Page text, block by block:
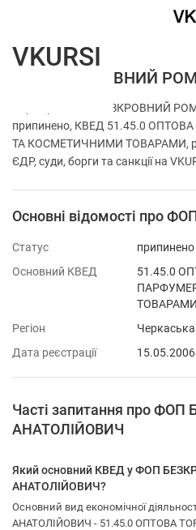
ФОП БЕЗКРОВНИЙ
Перевірка ФОП БЕЗКРОВНИЙ
припинено, КВЕД 51.45.0
ТА КОСМЕТИЧНИМИ ТОВАРАМИ,
ЄДР, суди, борги та санкції на
Основні відомості про
Статус
припинено
Основний КВЕД
51.45.0
ТОВАРАМИ
Регіон
Дата реєстрації
15.05.2006
Часті запитання про
АНАТОЛІЙОВИЧ
Який основний КВЕД у ФОП
АНАТОЛІЙОВИЧ?
Основний вид економічної
АНАТОЛІЙОВИЧ - 51.45.0 ОПТОВА
VKURSI